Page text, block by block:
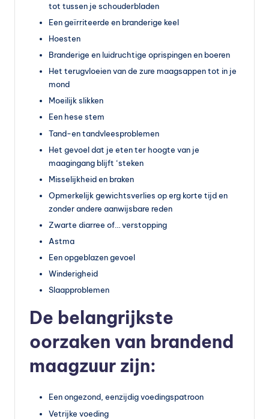
tot tussen je schouderbladen
Een geïrriteerde en branderige keel
Hoesten
Branderige en luidruchtige oprispingen en boeren
Het terugvloeien van de zure maagsappen tot in je
mond
Moeilijk slikken
Een hese stem
Tand-en tandvleesproblemen
Het gevoel dat je eten ter hoogte van je
maagingang blijft ‘steken
Misselijkheid en braken
Opmerkelijk gewichtsverlies op erg korte tijd en
zonder andere aanwijsbare reden
Zwarte diarree of… verstopping
Astma
Een opgeblazen gevoel
Winderigheid
Slaapproblemen
De belangrijkste
oorzaken van brandend
maagzuur zijn:
Een ongezond, eenzijdig voedingspatroon
Vetrijke voeding